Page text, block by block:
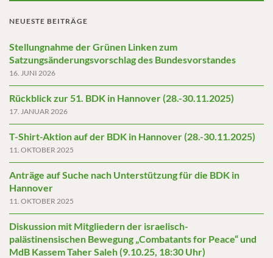
NEUESTE BEITRÄGE
Stellungnahme der Grünen Linken zum
Satzungsänderungsvorschlag des Bundesvorstandes
16. JUNI 2026
Rückblick zur 51. BDK in Hannover (28.-30.11.2025)
17. JANUAR 2026
T-Shirt-Aktion auf der BDK in Hannover (28.-30.11.2025)
11. OKTOBER 2025
Anträge auf Suche nach Unterstützung für die BDK in
Hannover
11. OKTOBER 2025
Diskussion mit Mitgliedern der israelisch-
palästinensischen Bewegung „Combatants for Peace“ und
MdB Kassem Taher Saleh (9.10.25, 18:30 Uhr)